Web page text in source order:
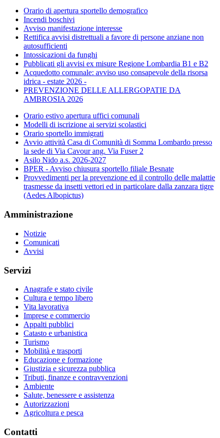
Orario di apertura sportello demografico
Incendi boschivi
Avviso manifestazione interesse
Rettifica avvisi distrettuali a favore di persone anziane non
autosufficienti
Intossicazioni da funghi
Pubblicati gli avvisi ex misure Regione Lombardia B1 e B2
Acquedotto comunale: avviso uso consapevole della risorsa
idrica - estate 2026 -
PREVENZIONE DELLE ALLERGOPATIE DA
AMBROSIA 2026
Orario estivo apertura uffici comunali
Modelli di iscrizione ai servizi scolastici
Orario sportello immigrati
Avvio attività Casa di Comunità di Somma Lombardo presso
la sede di Via Cavour ang. Via Fuser 2
Asilo Nido a.s. 2026-2027
BPER - Avviso chiusura sportello filiale Besnate
Provvedimenti per la prevenzione ed il controllo delle malattie
trasmesse da insetti vettori ed in particolare dalla zanzara tigre
(Aedes Albopictus)
Amministrazione
Notizie
Comunicati
Avvisi
Servizi
Anagrafe e stato civile
Cultura e tempo libero
Vita lavorativa
Imprese e commercio
Appalti pubblici
Catasto e urbanistica
Turismo
Mobilità e trasporti
Educazione e formazione
Giustizia e sicurezza pubblica
Tributi, finanze e contravvenzioni
Ambiente
Salute, benessere e assistenza
Autorizzazioni
Agricoltura e pesca
Contatti